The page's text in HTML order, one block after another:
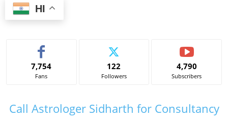
HI
7,754
Fans
122
Followers
4,790
Subscribers
Call Astrologer Sidharth for Consultancy